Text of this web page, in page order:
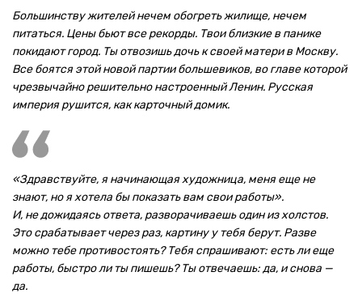
Большинству жителей нечем обогреть жилище, нечем
питаться. Цены бьют все рекорды. Твои близкие в панике
покидают город. Ты отвозишь дочь к своей матери в Москву.
Все боятся этой новой партии большевиков, во главе которой
чрезвычайно решительно настроенный Ленин. Русская
империя рушится, как карточный домик.
«Здравствуйте, я начинающая художница, меня еще не
знают, но я хотела бы показать вам свои работы».
И, не дожидаясь ответа, разворачиваешь один из холстов.
Это срабатывает через раз, картину у тебя берут. Разве
можно тебе противостоять? Тебя спрашивают: есть ли еще
работы, быстро ли ты пишешь? Ты отвечаешь: да, и снова —
да.